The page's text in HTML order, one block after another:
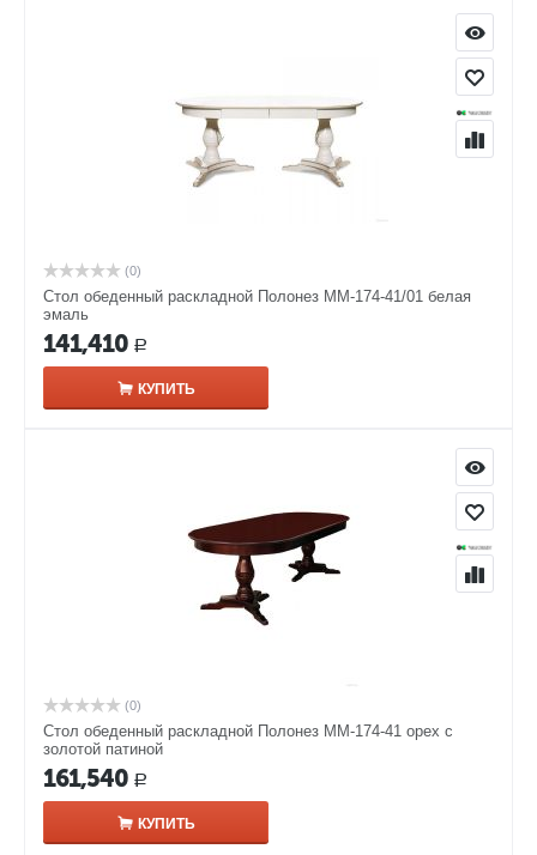
(0)
Стол обеденный раскладной Полонез ММ-174-41/01 белая
эмаль
141,410 Р
КУПИТЬ
(0)
Стол обеденный раскладной Полонез ММ-174-41 орех с
золотой патиной
161,540 Р
КУПИТЬ